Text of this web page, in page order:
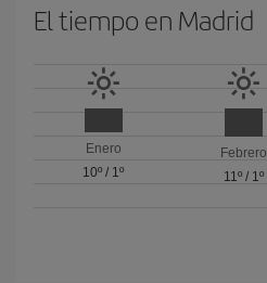
El tiempo en Madrid
Enero
10º / 1º
Febrero
11º/ 1º